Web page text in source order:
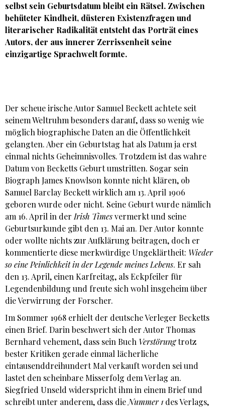
selbst sein Geburtsdatum bleibt ein Rätsel. Zwischen
behüteter Kindheit, düsteren Existenzfragen und
literarischer Radikalität entsteht das Porträt eines
Autors, der aus innerer Zerrissenheit seine
einzigartige Sprachwelt formte.
Der scheue irische Autor Samuel Beckett achtete seit
seinem Weltruhm besonders darauf, dass so wenig wie
möglich biographische Daten an die Öffentlichkeit
gelangten. Aber ein Geburtstag hat als Datum ja erst
einmal nichts Geheimnisvolles. Trotzdem ist das wahre
Datum von Becketts Geburt umstritten. Sogar sein
Biograph James Knowlson konnte nicht klären, ob
Samuel Barclay Beckett wirklich am 13. April 1906
geboren wurde oder nicht. Seine Geburt wurde nämlich
am 16. April in derIrish Timesvermerkt und seine
Geburtsurkunde gibt den 13. Mai an. Der Autor konnte
oder wollte nichts zur Aufklärung beitragen, doch er
kommentierte diese merkwürdige Ungeklärtheit: Wieder
so eine Peinlichkeit in der Legende meines Lebens. Er sah
den 13. April, einen Karfreitag, als Eckpfeiler für
Legendenbildung und freute sich wohl insgeheim über
die Verwirrung der Forscher.
Im Sommer 1968 erhielt der deutsche Verleger Becketts
einen Brief. Darin beschwert sich der Autor Thomas
Bernhard vehement, dass sein Buch Verstörungtrotz
bester Kritiken gerade einmal lächerliche
eintausenddreihundert Mal verkauft worden sei und
lastet den scheinbare Misserfolg dem Verlag an.
Siegfried Unseld widerspricht ihm in einem Brief und
schreibt unter anderem, dass dieNummer 1 des Verlags,